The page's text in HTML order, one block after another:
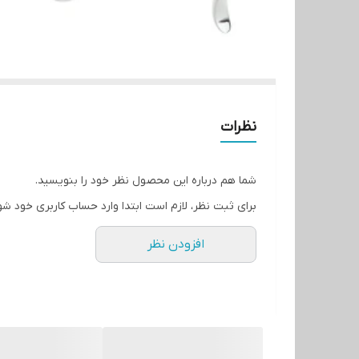
نظرات
شما هم درباره این محصول نظر خود را بنویسید.
برای ثبت نظر، لازم است ابتدا وارد حساب کاربری خود
افزودن نظر